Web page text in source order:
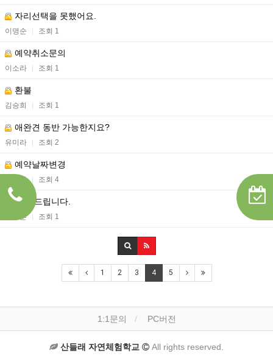
자리선택을 못했어요.
이명순 | 조회 1
예약취소문의
이소라 | 조회 1
환불
김승희 | 조회 1
애완견 동반 가능한지요?
유미라 | 조회 2
예약날짜변경
김승희 | 조회 4
문의 드립니다.
문성훈 | 조회 1
1 2 3 4 5
1:1문의 PC버전
산들래 자연체험학교 All rights reserved.